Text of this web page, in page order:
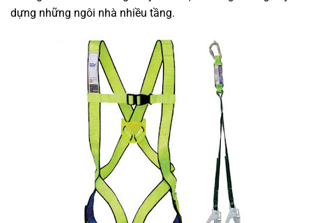
dựng những ngôi nhà nhiều tầng.